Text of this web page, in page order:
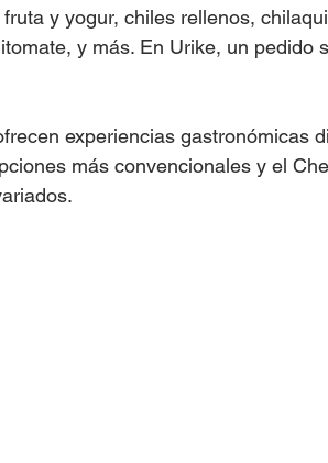
y yogur, chiles rellenos,
y más. En Urike, un pedido
experiencias gastronómicas
más convencionales y el